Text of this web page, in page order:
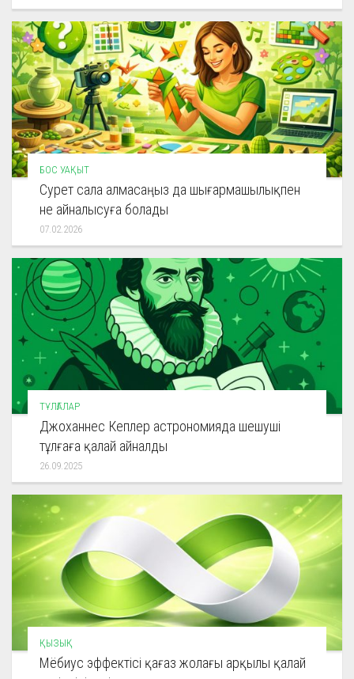
БОС УАҚЫТ
Сурет сала алмасаңыз да шығармашылықпен
не айналысуға болады
07.02.2026
ТҰЛҒАЛАР
Джоханнес Кеплер астрономияда шешуші
тұлғаға қалай айналды
26.09.2025
ҚЫЗЫҚ
Мёбиус эффектісі қағаз жолағы арқылы қалай